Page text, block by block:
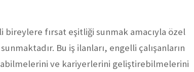
fırsat eşitliği sunmak amacıyla özel
Bu iş ilanları, engelli çalışanların
ve kariyerlerini geliştirebilmelerini